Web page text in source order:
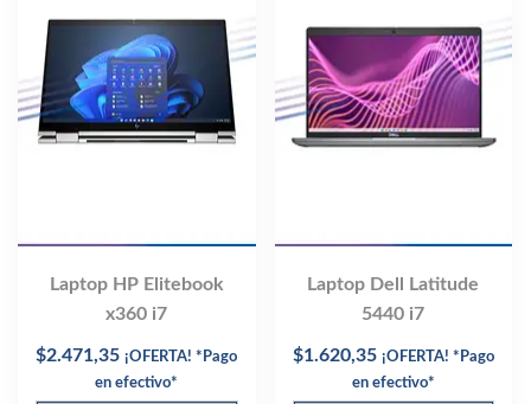
Laptop HP Elitebook
x360 i7
$2.471,35 ¡OFERTA! *Pago
en efectivo*
Laptop Dell Latitude
5440 i7
$1.620,35 ¡OFERTA! *Pago
en efectivo*